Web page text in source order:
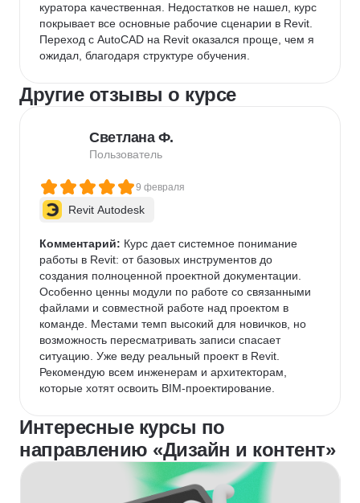
куратора качественная. Недостатков не нашел, курс
покрывает все основные рабочие сценарии в Revit.
Переход с AutoCAD на Revit оказался проще, чем я
ожидал, благодаря структуре обучения.
Другие отзывы о курсе
Светлана Ф.
Пользователь
9 февраля
Revit Autodesk
Комментарий: Курс дает системное понимание
работы в Revit: от базовых инструментов до
создания полноценной проектной документации.
Особенно ценны модули по работе со связанными
файлами и совместной работе над проектом в
команде. Местами темп высокий для новичков, но
возможность пересматривать записи спасает
ситуацию. Уже веду реальный проект в Revit.
Рекомендую всем инженерам и архитекторам,
которые хотят освоить BIM-проектирование.
Интересные курсы по
направлению «Дизайн и контент»